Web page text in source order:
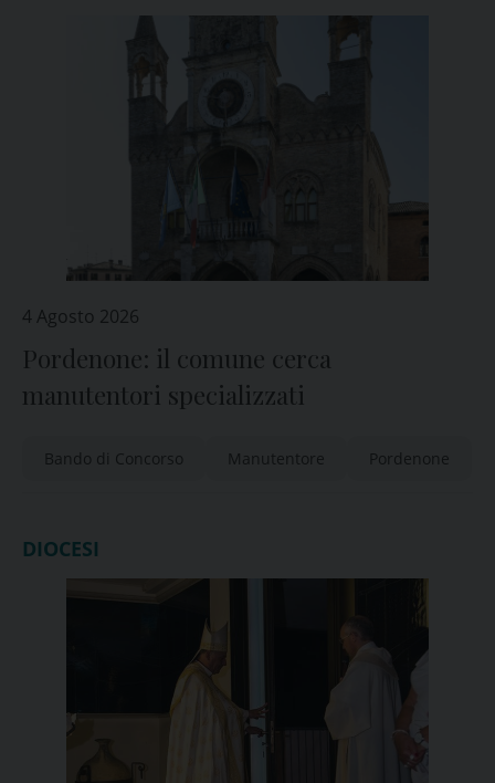
4 Agosto 2026
Pordenone: il comune cerca
manutentori specializzati
Bando di Concorso Manutentore Pordenone
DIOCESI